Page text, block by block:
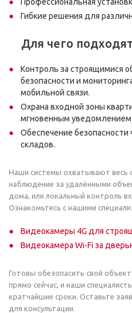
Гибкие решения для
Для чего
Контроль за строящимися
безопасности и
мобильной связи.
Охрана входной зоны
мгновенным уведомлением
Обеспечение
складов.
Наши системы охватывают весь
наблюдение за удалёнными
дома, или локальный контроль
Ознакомьтесь с нашими
Видеокамеры 4G для
Видеокамера Wi-Fi за
Готовы обезопасить свой
прямо сейчас, и наши
кратчайшие сроки. Оставьте
для консультации.